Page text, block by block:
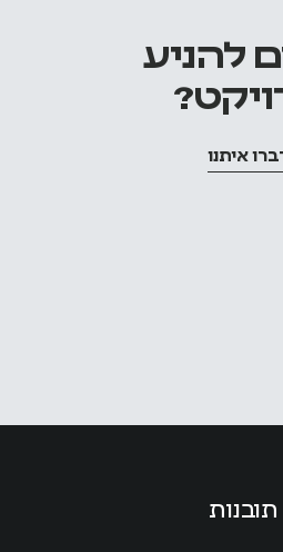
להניע
איתנו